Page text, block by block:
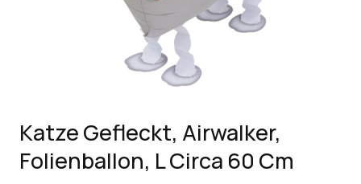
Katze Gefleckt, Airwalker,
Folienballon, L Circa 60 Cm